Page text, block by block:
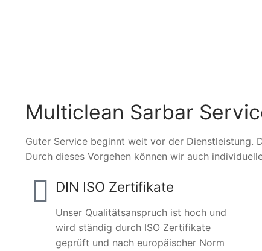
Multiclean Sarbar
Guter Service beginnt weit vor der Dienstleistung.
Durch dieses Vorgehen können wir auch
DIN ISO Zertifikate
Unser Qualitätsanspruch ist hoch und
wird ständig durch ISO Zertifikate
geprüft und nach europäischer Norm